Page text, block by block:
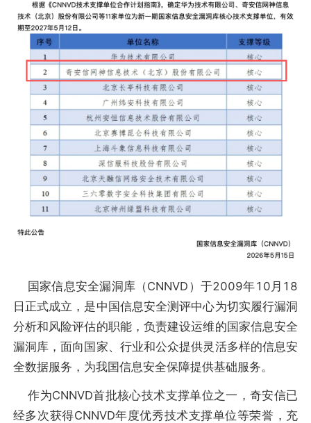
国家信息安全漏洞库（CNNVD）于2009年10月18
日正式成立，是中国信息安全测评中心为切实履行漏洞
分析和风险评估的职能，负责建设运维的国家信息安全
漏洞库，面向国家、行业和公众提供灵活多样的信息安
全数据服务，为我国信息安全保障提供基础服务。
作为CNNVD首批核心技术支撑单位之一，奇安信已
经多次获得CNNVD年度优秀技术支撑单位等荣誉，充